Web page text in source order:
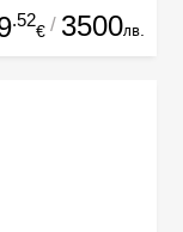
.52
€ / 3500лв.